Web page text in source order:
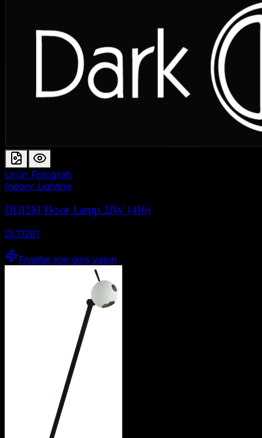
Ürün Fotoğrafı
Indoor Lighting
DL11281 Floor Lamp 21W (416)
DL11281
Fiyatlar için giriş yapın